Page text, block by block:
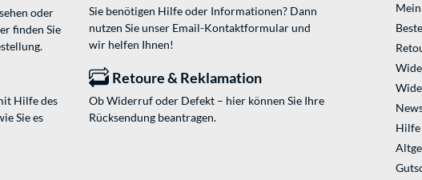
oder
finden Sie
Sie benötigen Hilfe oder Informationen? Dann
nutzen Sie unser Email-Kontaktformularund
wir helfen Ihnen!
Hilfe des
Sie es
Retoure & Reklamation
Ob Widerruf oder Defekt – hier können Sie Ihre
Rücksendung beantragen.
Hilfe